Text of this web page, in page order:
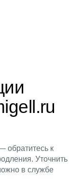
обратитесь к
Уточнить
в службе